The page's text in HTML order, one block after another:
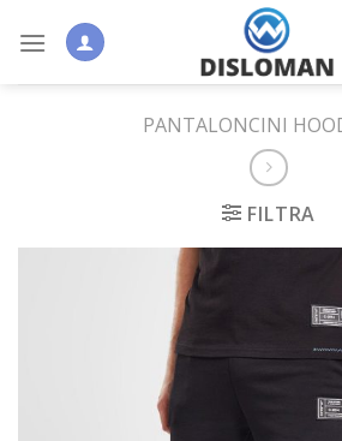
PANTALONCINI
FILTRA